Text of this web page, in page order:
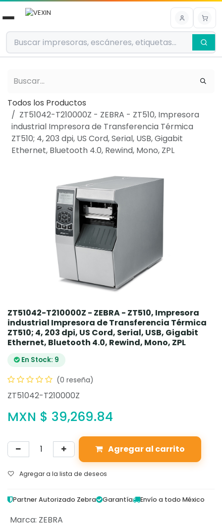
Ir al contenido
Todos los Productos
ZT51042-T210000Z - ZEBRA - ZT510, Impresora
industrial Impresora de Transferencia Térmica
ZT510; 4, 203 dpi, US Cord, Serial, USB, Gigabit
Ethernet, Bluetooth 4.0, Rewind, Mono, ZPL
ZT51042-T210000Z - ZEBRA - ZT510, Impresora
industrial Impresora de Transferencia Térmica
ZT510; 4, 203 dpi, US Cord, Serial, USB, Gigabit
Ethernet, Bluetooth 4.0, Rewind, Mono, ZPL
En Stock: 9
(0 reseña)
ZT51042-T210000Z
MXN $ 39,269.84
Agregar al carrito
Agregar a la lista de deseos
Partner Autorizado Zebra Garantía Envío a todo México
Marca: ZEBRA